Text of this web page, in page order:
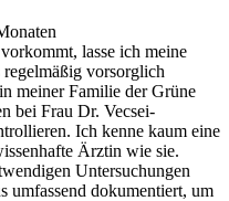
lasse ich meine
vorsorglich
meiner Familie der Grüne
bei Frau Dr. Vecsei-
Ich kenne kaum eine
Ärztin wie sie.
Untersuchungen
umfassend dokumentiert, um